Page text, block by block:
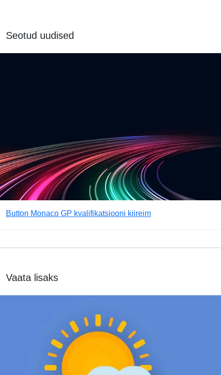
Seotud uudised
Button Monaco GP kvalifikatsiooni kiireim
Vaata lisaks